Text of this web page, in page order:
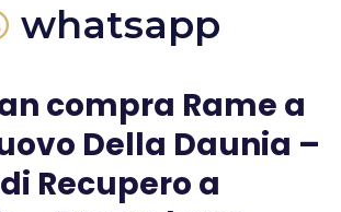
whatsapp
compra Rame a
Della Daunia –
Recupero a